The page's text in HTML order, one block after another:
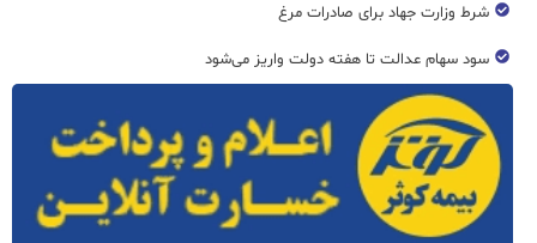
شرط وزارت جهاد برای صادرات مرغ
سود سهام عدالت تا هفته دولت واریز می‌شود